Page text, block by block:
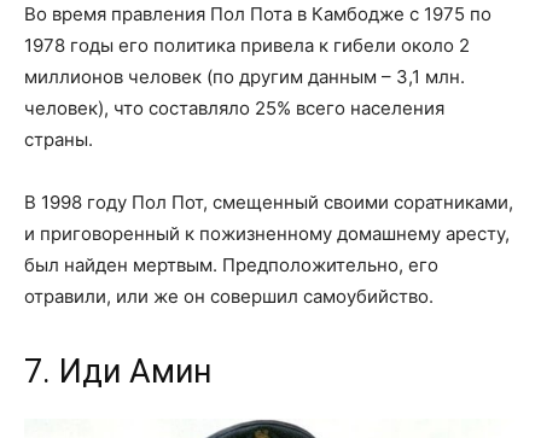
Во время правления Пол Пота в Камбодже с 1975 по
1978 годы его политика привела к гибели около 2
миллионов человек (по другим данным – 3,1 млн.
человек), что составляло 25% всего населения
страны.
В 1998 году Пол Пот, смещенный своими соратниками,
и приговоренный к пожизненному домашнему аресту,
был найден мертвым. Предположительно, его
отравили, или же он совершил самоубийство.
7. Иди Амин